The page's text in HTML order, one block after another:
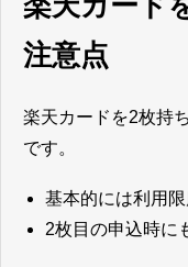
注意点
楽天カードを2枚持
です。
基本的には利用
2枚目の申込時に